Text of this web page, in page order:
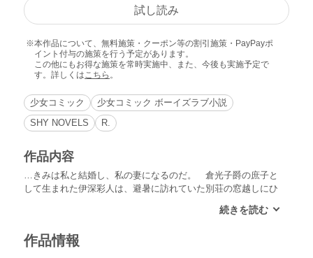
試し読み
本作品について、無料施策・クーポン等の割引施策・PayPayポ
イント付与の施策を行う予定があります。
この他にもお得な施策を常時実施中、また、今後も実施予定で
す。詳しくはこちら 。
少女コミック
少女コミック ボーイズラブ小説
SHY NOVELS
R.
作品内容
…きみは私と結婚し、私の妻になるのだ。 倉光子爵の庶子と
して生まれた伊深彩人は、避暑に訪れていた別荘の窓越しにひ
たふたり。それが、運命を狂わせることになるなど、そのとき
である倉光子爵の命令により、興津伯爵家の次男・孝雅の婚約
作品情報